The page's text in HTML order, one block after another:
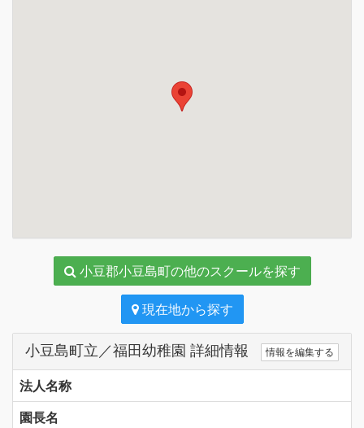
小豆郡小豆島町の他のスクールを探す
現在地から探す
小豆島町立／福田幼稚園 詳細情報 情報を編集する
法人名称
園長名